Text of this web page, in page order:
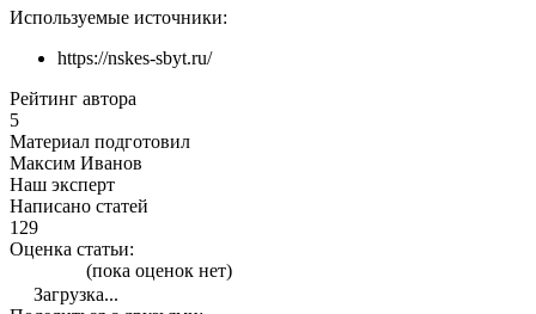
Используемые источники:
https://nskes-sbyt.ru/
Рейтинг автора
5
Материал подготовил
Максим Иванов
Наш эксперт
Написано статей
129
Оценка статьи:
(пока оценок нет)
Загрузка...